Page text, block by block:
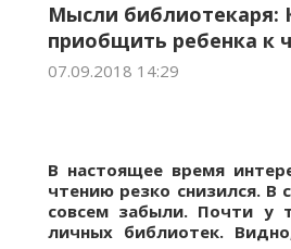
Мысли библиотекаря:
приобщить ребенка к
07.09.2018 14:29
В настоящее время
чтению резко снизился. В
совсем забыли. Почти у
личных библиотек.